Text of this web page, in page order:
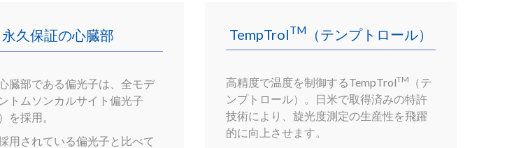
永久保証の心臓部
臓部である偏光子は、全モデ
トムソンカルサイト偏光子
を採用。
用されている偏光子と比べて
TempTrolTM （テンプトロール）
高精度で温度を制御するTempTrolTM
（テ
ンプトロール）。日米で取得済みの特許
技術により、旋光度測定の生産性を飛躍
的に向上させます。